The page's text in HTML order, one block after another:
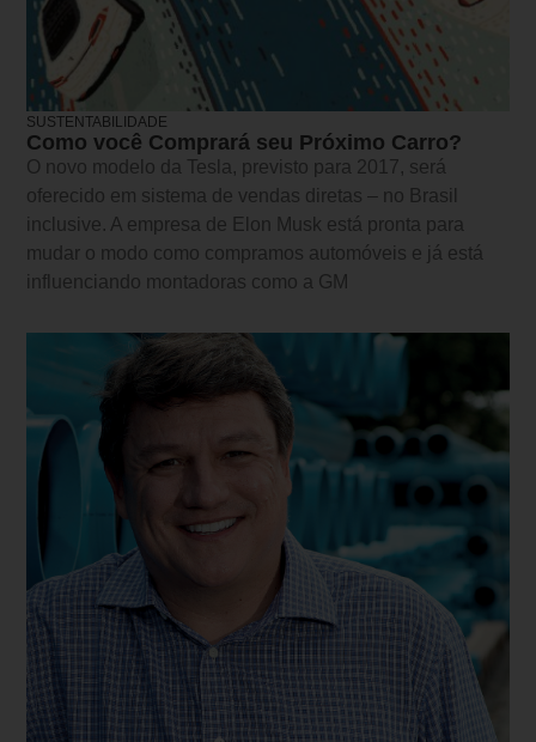
SUSTENTABILIDADE
Como você Comprará seu Próximo Carro?
O novo modelo da Tesla, previsto para 2017, será
oferecido em sistema de vendas diretas – no Brasil
inclusive. A empresa de Elon Musk está pronta para
mudar o modo como compramos automóveis e já está
influenciando montadoras como a GM